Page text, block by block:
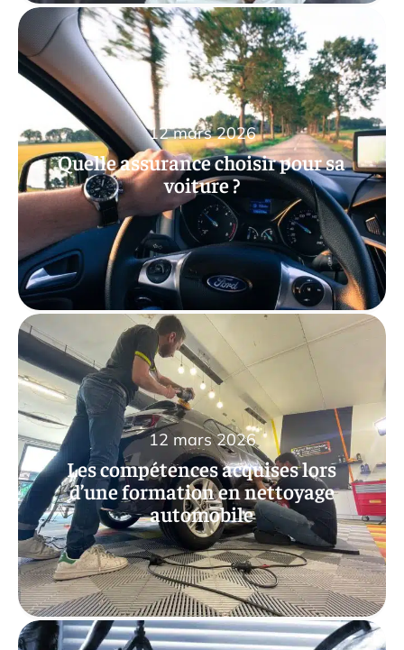
Quelle assurance choisir pour sa
voiture ?
12 mars 2026
Les compétences acquises lors
d’une formation en nettoyage
automobile
12 mars 2026